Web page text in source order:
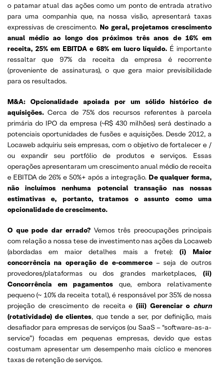
o patamar atual das ações como um ponto de entrada atrativo
para uma companhia que, na nossa visão, apresentará taxas
expressivas de crescimento. No geral, projetamos crescimento
anual médio ao longo dos próximos três anos de 16% em
receita, 25% em EBITDA e 68% em lucro líquido.É importante
ressaltar que 97% da receita da empresa é recorrente
(proveniente de assinaturas), o que gera maior previsibilidade
para os resultados.
M&A: Opcionalidade apoiada por um sólido histórico de
aquisições.Cerca de 75% dos recursos referentes à parcela
primária do IPO da empresa (~R$ 430 milhões) será destinado a
potenciais oportunidades de fusões e aquisições. Desde 2012, a
Locaweb adquiriu seis empresas, com o objetivo de fortalecer e /
ou expandir seu portfólio de produtos e serviços. Essas
operações apresentaram um crescimento anual médio de receita
e EBITDA de 26% e 50%+ após a integração. De qualquer forma,
não incluímos nenhuma potencial transação nas nossas
estimativas e, portanto, tratamos o assunto como uma
opcionalidade de crescimento.
O que pode dar errado? Vemos três preocupações principais
com relação a nossa tese de investimento nas ações da Locaweb
(abordadas em maior detalhes mais a frete): (i) Maior
concorrência na operação de e-commerce – seja de outros
provedores/plataformas ou dos grandes marketplaces, (ii)
Concorrência em pagamentos que, embora relativamente
pequeno (~ 10% da receita total), é responsável por 35% de nossa
projeção de crescimento de receita e (iii) Gerenciar o churn
(rotatividade) de clientes, que tende a ser, por definição, mais
desafiador para empresas de serviços (ou SaaS – “software-as-a-
service”) focadas em pequenas empresas, devido que estas
costumam apresentar um desempenho mais cíclico e menores
taxas de retenção de serviços.